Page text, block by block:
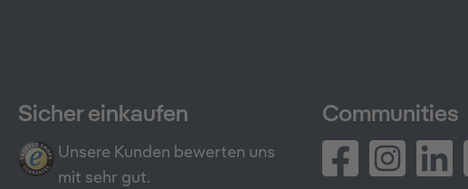
Sicher einkaufen
Unsere Kunden bewerten uns
mit sehr gut.
Communities